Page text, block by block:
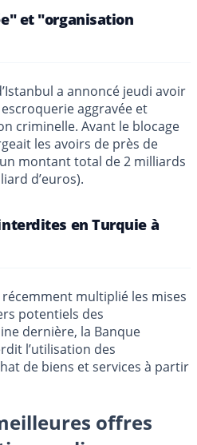
et "organisation
a annoncé jeudi avoir
aggravée et
criminelle. Avant le blocage
les avoirs de près de
montant total de 2 milliards
d’euros).
en Turquie à
multiplié les mises
potentiels des
dernière, la Banque
l’utilisation des
de biens et services à partir
offres